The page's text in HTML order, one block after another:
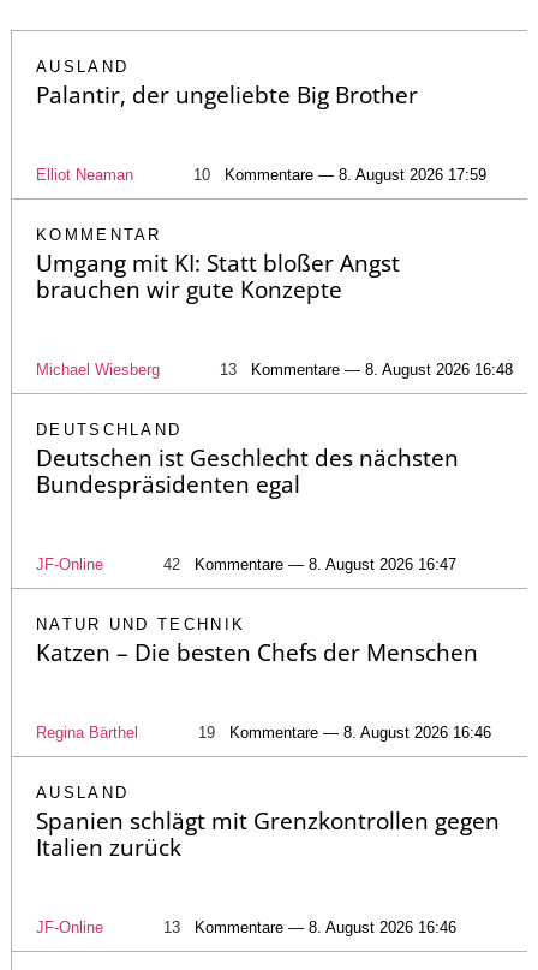
AUSLAND
Palantir, der ungeliebte Big Brother
Elliot Neaman 10 Kommentare — 8. August 2026 17:59
KOMMENTAR
Umgang mit KI: Statt bloßer Angst
brauchen wir gute Konzepte
Michael Wiesberg 13 Kommentare — 8. August 2026 16:48
DEUTSCHLAND
Deutschen ist Geschlecht des nächsten
Bundespräsidenten egal
JF-Online 42 Kommentare — 8. August 2026 16:47
NATUR UND TECHNIK
Katzen – Die besten Chefs der Menschen
Regina Bärthel 19 Kommentare — 8. August 2026 16:46
AUSLAND
Spanien schlägt mit Grenzkontrollen gegen
Italien zurück
JF-Online 13 Kommentare — 8. August 2026 16:46